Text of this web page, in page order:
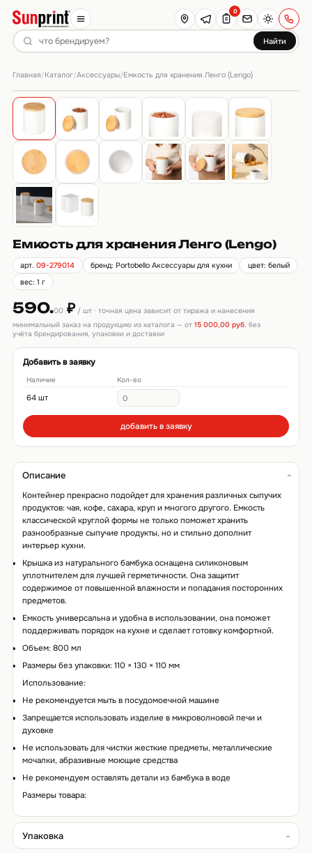
Найти
0
Главная/Каталог/Аксессуары/Емкость для хранения Ленго (Lengo)
Емкость для хранения Ленго (Lengo)
арт.09-279014 бренд: Portobello Аксессуары для кухни
цвет: белый
вес: 1 г
590.00₽/ шт · точная цена зависит от тиража и нанесения
минимальный заказ на продукцию из каталога — от 15 000,00 руб. без
учёта брендирования, упаковки и доставки
Добавить в заявку
Наличие Кол-во
64 шт
добавить в заявку
Описание
Контейнер прекрасно подойдет для хранения различных сыпучих
продуктов: чая, кофе, сахара, круп и многого другого. Емкость
классической круглой формы не только поможет хранить
разнообразные сыпучие продукты, но и стильно дополнит
интерьер кухни.
Крышка из натурального бамбука оснащена силиконовым
уплотнителем для лучшей герметичности. Она защитит
содержимое от повышенной влажности и попадания посторонних
предметов.
Емкость универсальна и удобна в использовании, она поможет
поддерживать порядок на кухне и сделает готовку комфортной.
Объем: 800 мл
Размеры без упаковки: 110 × 130 × 110 мм
Использование:
Не рекомендуется мыть в посудомоечной машине
Запрещается использовать изделие в микроволновой печи и
духовке
Не использовать для чистки жесткие предметы, металлические
мочалки, абразивные моющие средства
Не рекомендуем оставлять детали из бамбука в воде
Размеры товара:
Упаковка